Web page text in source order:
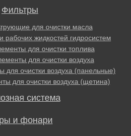
Фильтры
для очистки масла
рабочих жидкостей гидросистем
для очистки топлива
для очистки воздуха
очистки воздуха (панельные)
для очистки воздуха (щетина)
система
и фонари